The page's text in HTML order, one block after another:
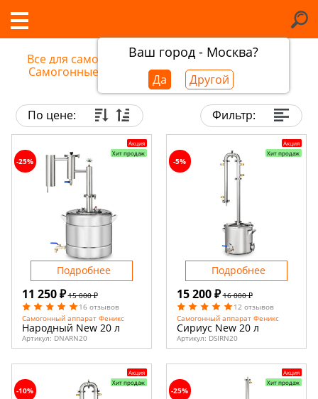
Ваш город - Москва?
Да Другой
Все для самогоноварения/
Самогонные аппараты в Набережных челнах
По цене: Фильтр:
Акция
Хит продаж
11 250 ₽ 15 000 ₽
16 отзывов
Самогонный аппарат Феникс
Народный New 20 л
Артикул: DNARN20
-25%
Подробнее
Акция
Хит продаж
15 200 ₽ 16 000 ₽
12 отзывов
Самогонный аппарат Феникс
Сириус New 20 л
Артикул: DSIRN20
-5%
Подробнее
Акция
Хит продаж
-10%
Акция
Хит продаж
-25%